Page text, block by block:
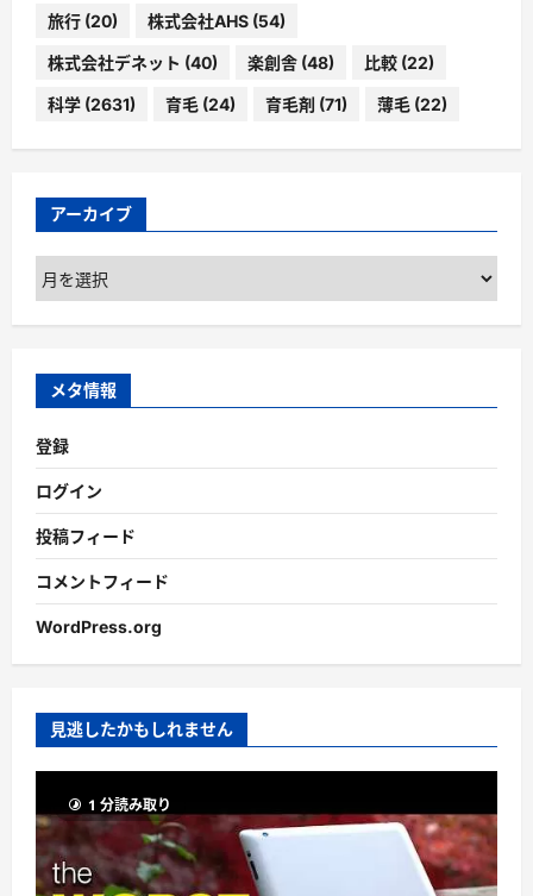
旅行 (20) 株式会社AHS (54)
株式会社デネット (40) 楽創舎 (48) 比較 (22)
科学 (2631) 育毛 (24) 育毛剤 (71) 薄毛 (22)
アーカイブ
ア
ー
カ
ブ
メタ情報
登録
ログイン
投稿フィード
コメントフィード
WordPress.org
見逃したかもしれません
1 分読み取り